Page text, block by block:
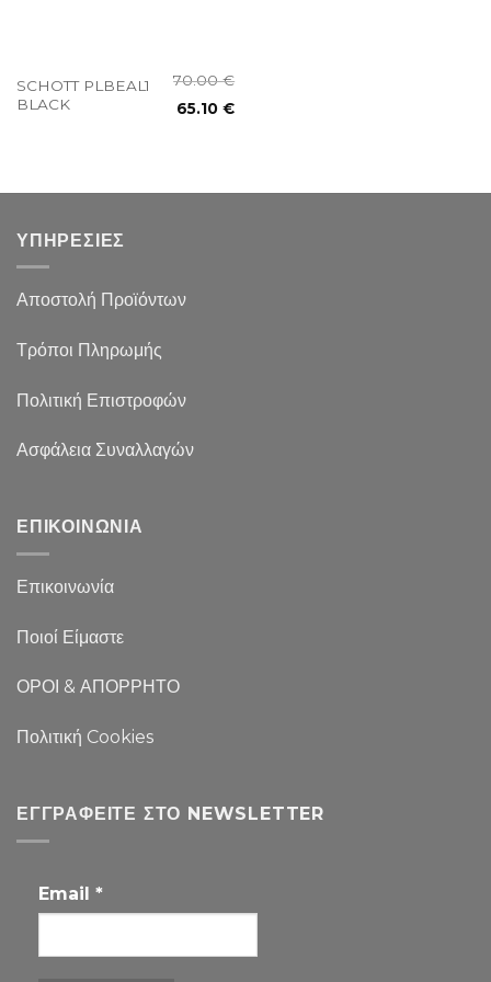
SCHOTT PLBEAL1
BLACK
70.00€
65.10€
ΥΠΗΡΕΣΙΕΣ
Αποστολή Προϊόντων
Τρόποι Πληρωμής
Πολιτική Επιστροφών
Ασφάλεια Συναλλαγών
ΕΠΙΚΟΙΝΩΝΙΑ
Επικοινωνία
Ποιοί Είμαστε
ΟΡΟΙ & ΑΠΟΡΡΗΤΟ
Πολιτική Cookies
ΕΓΓΡΑΦΕΊΤΕ ΣΤΟ NEWSLETTER
Email *